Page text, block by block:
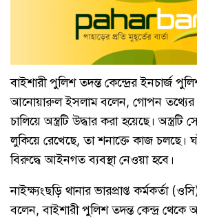
বাইশারী পুলিশ তদন্ত কেন্দ্রের ইনচার্জ
আনোয়ারুল ইসলাম বলেন, গোপন তথ্যের
চালিয়ে অস্ত্রটি উদ্ধার করা হয়েছে। অস্ত্রটি
লুকিয়ে রেখেছে, তা শনাক্তে কাজ চলছে।
বিরুদ্ধে আইনগত ব্যবস্থা নেওয়া হবে।
নাইক্ষ্যংছড়ি থানার ভারপ্রাপ্ত কর্মকর্তা
বলেন, বাইশারী পুলিশ তদন্ত কেন্দ্র থেকে